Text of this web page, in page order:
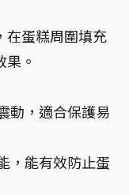
在蛋糕周圍填充
。
動，適合保護易
，能有效防止蛋